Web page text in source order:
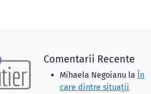
Comentarii Recente
Mihaela Negoianu la În
care dintre situaţii